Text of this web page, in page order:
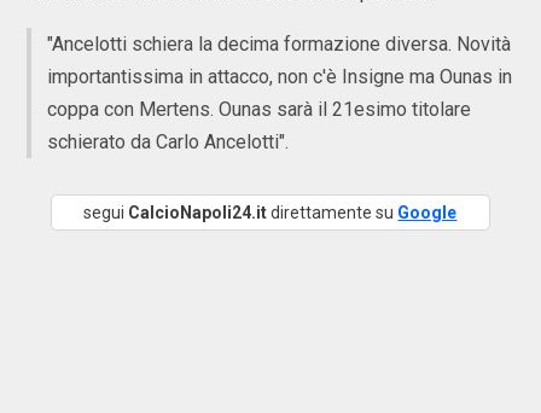
"Ancelotti schiera la decima formazione diversa. Novità
importantissima in attacco, non c'è Insigne ma Ounas in
coppa con Mertens. Ounas sarà il 21esimo titolare
schierato da Carlo Ancelotti".
segui CalcioNapoli24.itdirettamente su Google